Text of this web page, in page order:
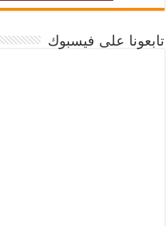
تابعونا على فيسبوك